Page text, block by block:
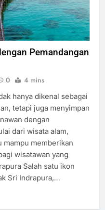
Pemandangan
0 4 mins
hanya dikenal sebagai
tetapi juga menyimpan
dengan
dari wisata alam,
mampu memberikan
wisatawan yang
Salah satu ikon
Sri Indrapura,…